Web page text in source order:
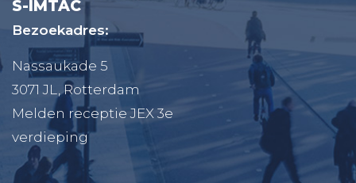
S-IMTAC
Bezoekadres:
Nassaukade 5
3071 JL, Rotterdam
Melden receptie JEX 3e
verdieping